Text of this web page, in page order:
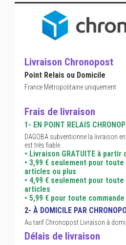
Livraison Chronopost
Point Relais ou Domicile
France Métropolitaine uniquement
Frais de livraison
1- EN POINT RELAIS
DAGOBA subventionne la livraison
est très fiable.
• Livraison GRATUITE à partir
• 3,99 € seulement pour toute
articles ou plus
• 4,99 € seulement pour toute
articles
• 5,99 € pour toute
2- À DOMICILE PAR
Au tarif Chronopost Livraison à
Délais de livraison